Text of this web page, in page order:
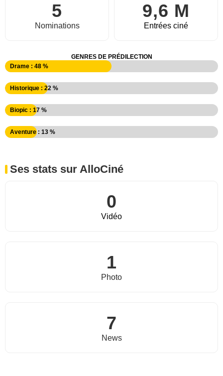
5
Nominations
9,6 M
Entrées ciné
GENRES DE PRÉDILECTION
Drame : 48 %
Historique : 22 %
Biopic : 17 %
Aventure : 13 %
Ses stats sur AlloCiné
0
Vidéo
1
Photo
7
News